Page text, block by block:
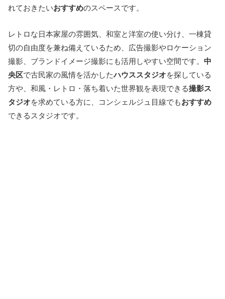
れておきたいおすすめのスペースです。
レトロな日本家屋の雰囲気、和室と洋室の使い分け、一棟貸
切の自由度を兼ね備えているため、広告撮影やロケーション
撮影、ブランドイメージ撮影にも活用しやすい空間です。 中
央区で古民家の風情を活かしたハウススタジオを探している
方や、和風・レトロ・落ち着いた世界観を表現できる撮影ス
タジオを求めている方に、コンシェルジュ目線でもおすすめ
できるスタジオです。